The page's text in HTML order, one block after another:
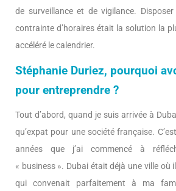
de surveillance et de vigilance.
contrainte d’horaires était la solution la
accéléré le calendrier.
Stéphanie Duriez, pourquoi
pour entreprendre ?
Tout d’abord, quand je suis arrivée à
qu’expat pour une société française.
années que j’ai commencé à
« business ». Dubai était déjà une ville où
qui convenait parfaitement à ma